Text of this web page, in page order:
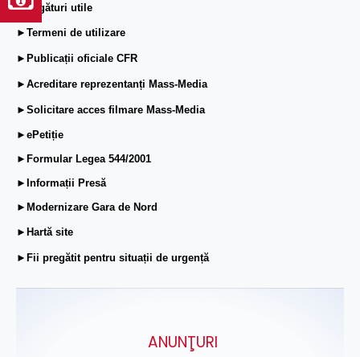
►Legături utile
►Termeni de utilizare
►Publicații oficiale CFR
►Acreditare reprezentanți Mass-Media
►Solicitare acces filmare Mass-Media
►ePetiție
►Formular Legea 544/2001
►Informații Presă
►Modernizare Gara de Nord
►Hartă site
►Fii pregătit pentru situații de urgență
ANUNŢURI